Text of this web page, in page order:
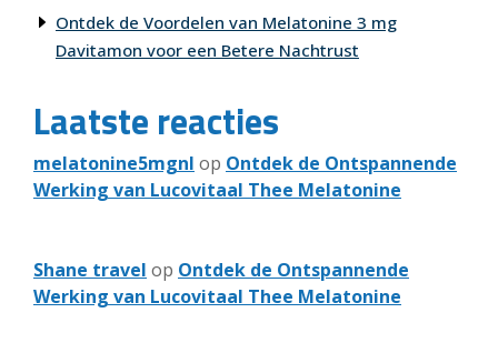
Ontdek de Voordelen van Melatonine 3 mg
Davitamon voor een Betere Nachtrust
Laatste reacties
melatonine5mgnl op Ontdek de Ontspannende
Werking van Lucovitaal Thee Melatonine
Shane travel op Ontdek de Ontspannende
Werking van Lucovitaal Thee Melatonine